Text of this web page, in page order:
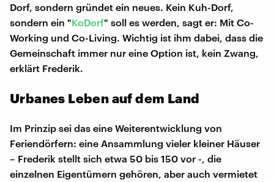
Dorf, sondern gründet ein neues. Kein Kuh-Dorf,
sondern ein "KoDorf" soll es werden, sagt er: Mit Co-
Working und Co-Living. Wichtig ist ihm dabei, dass die
Gemeinschaft immer nur eine Option ist, kein Zwang,
erklärt Frederik.
Urbanes Leben auf dem Land
Im Prinzip sei das eine Weiterentwicklung von
Feriendörfern: eine Ansammlung vieler kleiner Häuser
– Frederik stellt sich etwa 50 bis 150 vor -, die
einzelnen Eigentümern gehören, aber auch vermietet